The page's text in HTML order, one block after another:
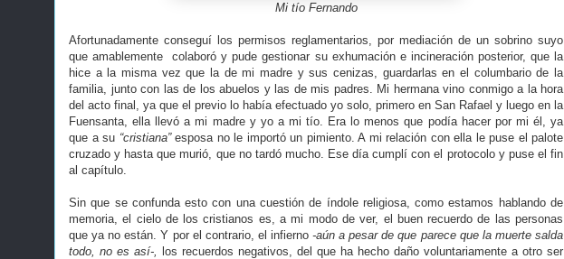
Mi tío Fernando
Afortunadamente conseguí los permisos reglamentarios, por mediación de un sobrino suyo
que amablemente colaboró y pude gestionar su exhumación e incineración posterior, que la
hice a la misma vez que la de mi madre y sus cenizas, guardarlas en el columbario de la
familia, junto con las de los abuelos y las de mis padres. Mi hermana vino conmigo a la hora
del acto final, ya que el previo lo había efectuado yo solo, primero en San Rafael y luego en la
Fuensanta, ella llevó a mi madre y yo a mi tío. Era lo menos que podía hacer por mi él, ya
que a su “cristiana”esposa no le importó un pimiento. A mi relación con ella le puse el palote
cruzado y hasta que murió, que no tardó mucho. Ese día cumplí con el protocolo y puse el fin
al capítulo.
Sin que se confunda esto con una cuestión de índole religiosa, como estamos hablando de
memoria, el cielo de los cristianos es, a mi modo de ver, el buen recuerdo de las personas
que ya no están. Y por el contrario, el infierno-aún a pesar de que parece que la muerte salda
todo, no es así-,
los recuerdos negativos, del que ha hecho daño voluntariamente a otro ser